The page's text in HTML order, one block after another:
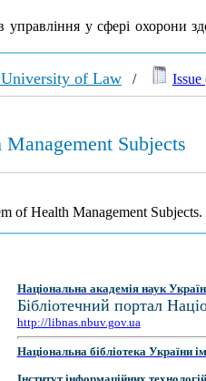
у сфері охорони
of Law/ Issue
Subjects
of Health Management Subjects.
Національна академія наук
Бібліотечний портал
http://libnas.nbuv.gov.ua
Національна бібліотека України